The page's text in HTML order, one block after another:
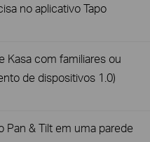
no aplicativo Tapo
Kasa com familiares ou
de dispositivos 1.0)
Pan & Tilt em uma parede